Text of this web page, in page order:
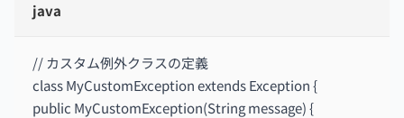
java
// カスタム例外クラスの定義
class MyCustomException extends Exception {
public MyCustomException(String message) {